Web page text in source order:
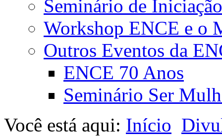
Seminário de
Workshop ENCE e o
Outros Eventos da
ENCE 70 Anos
Seminário Ser
Você está aqui: Início